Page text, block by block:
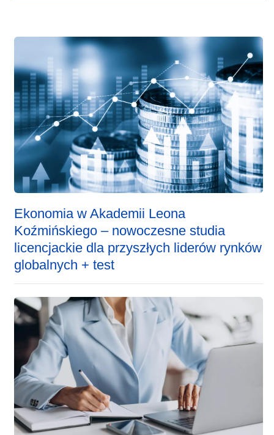
Ekonomia w Akademii Leona
Koźmińskiego – nowoczesne studia
licencjackie dla przyszłych liderów rynków
globalnych + test